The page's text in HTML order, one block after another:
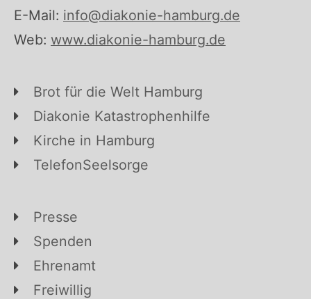
E-Mail: info@diakonie-hamburg.de
Web: www.diakonie-hamburg.de
Brot für die Welt Hamburg
Diakonie Katastrophenhilfe
Kirche in Hamburg
TelefonSeelsorge
Presse
Spenden
Ehrenamt
Freiwillig